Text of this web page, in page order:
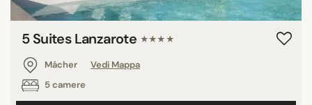
5 Suites Lanzarote ★★★★
Mácher
Vedi Mappa
5 camere